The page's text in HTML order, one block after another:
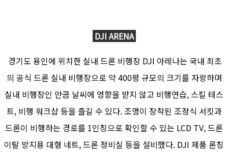
DJI ARENA
경기도 용인에 위치한 실내 드론 비행장 DJI 아레나는 국내 최초
의 공식 드론 실내 비행장으로 약 400평 규모의 크기를 자랑하며
실내 비행장인 만큼 날씨에 영향을 받지 않고 비행연습, 스킬 테스
트, 비행 워크샵 등을 즐길 수 있다. 조명이 장착된 조정식 서킷과
드론이 비행하는 경로를 1인칭으로 확인할 수 있는 LCD TV, 드론
이탈 방지용 대형 네트, 드론 정비실 등을 설비했다. DJI 제품 론칭